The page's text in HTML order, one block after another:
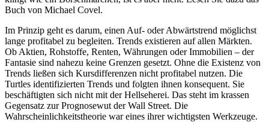
Buch von Michael Covel.
Im Prinzip geht es darum, einen Auf- oder Abwärtstrend möglichst
lange profitabel zu begleiten. Trends existieren auf allen Märkten.
Ob Aktien, Rohstoffe, Renten, Währungen oder Immobilien – der
Fantasie sind nahezu keine Grenzen gesetzt. Ohne die Existenz von
Trends ließen sich Kursdifferenzen nicht profitabel nutzen. Die
Turtles identifizierten Trends und folgten ihnen konsequent. Sie
beschäftigten sich nicht mit der Hellseherei. Das steht im krassen
Gegensatz zur Prognosewut der Wall Street. Die
Wahrscheinlichkeitstheorie war eines ihrer wichtigsten Werkzeuge.